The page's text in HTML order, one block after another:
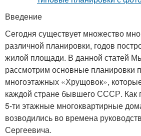
Введение
Сегодня существует множество
различной планировки, годов
жилой площади. В данной статей
рассмотрим основные планировки
многоэтажных «Хрущовок»,
каждой стране бывшего СССР. Как
5-ти этажные многоквартирные
возводились во времена
Сергеевича.